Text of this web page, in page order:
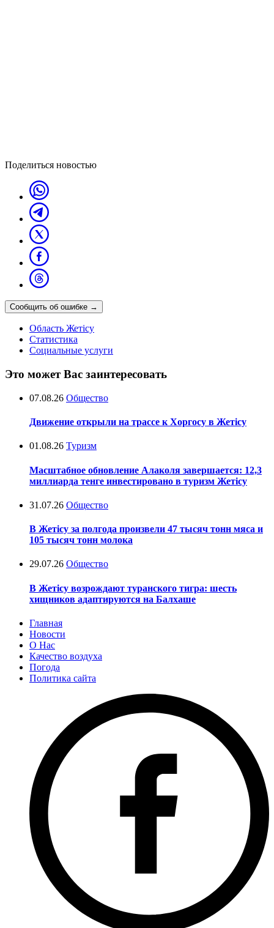
Поделиться новостью
Сообщить об ошибке →
Область Жетісу
Статистика
Социальные услуги
Это может Вас заинтересовать
07.08.26 Общество
Движение открыли на трассе к Хоргосу в Жетісу
01.08.26 Туризм
Масштабное обновление Алаколя завершается: 12,3
миллиарда тенге инвестировано в туризм Жетісу
31.07.26 Общество
В Жетісу за полгода произвели 47 тысяч тонн мяса и
105 тысяч тонн молока
29.07.26 Общество
В Жетісу возрождают туранского тигра: шесть
хищников адаптируются на Балхаше
Главная
Новости
О Нас
Качество воздуха
Погода
Политика сайта